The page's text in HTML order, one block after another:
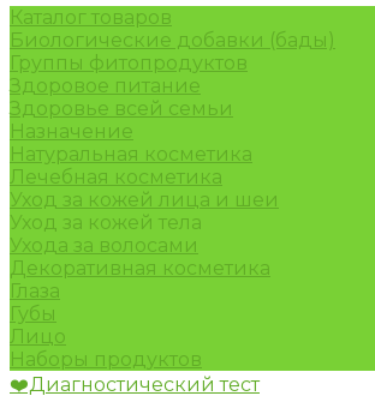
Каталог товаров
Биологические добавки (бады)
Группы фитопродуктов
Здоровое питание
Здоровье всей семьи
Назначение
Натуральная косметика
Лечебная косметика
Уход за кожей лица и шеи
Уход за кожей тела
Ухода за волосами
Декоративная косметика
Глаза
Губы
Лицо
Наборы продуктов
❤️Диагностический тест